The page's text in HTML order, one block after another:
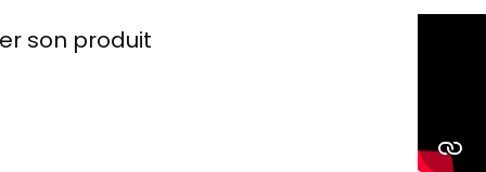
son produit